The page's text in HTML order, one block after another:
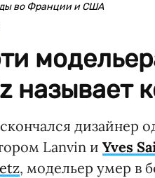
во Франции и США
называет
дизайнер
Lanvin и Yves
, модельер умер в